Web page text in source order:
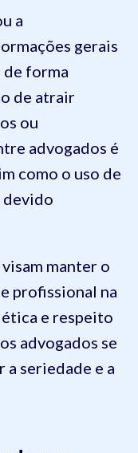
a
gerais
de forma
de atrair
ou
advogados é
como o uso de
devido
manter o
profissional na
e respeito
advogados se
a seriedade e a